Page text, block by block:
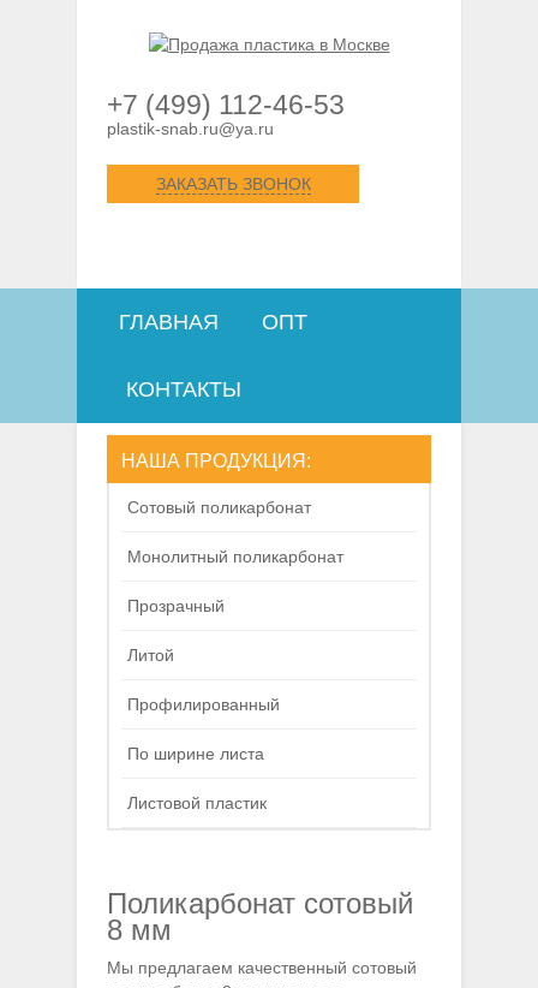
+7 (499) 112-46-53
plastik-snab.ru@ya.ru
ЗАКАЗАТЬ ЗВОНОК
ГЛАВНАЯ ОПТ
КОНТАКТЫ
НАША ПРОДУКЦИЯ:
Сотовый поликарбонат
Монолитный поликарбонат
Прозрачный
Литой
Профилированный
По ширине листа
Листовой пластик
Поликарбонат сотовый
8 мм
Мы предлагаем качественный сотовый